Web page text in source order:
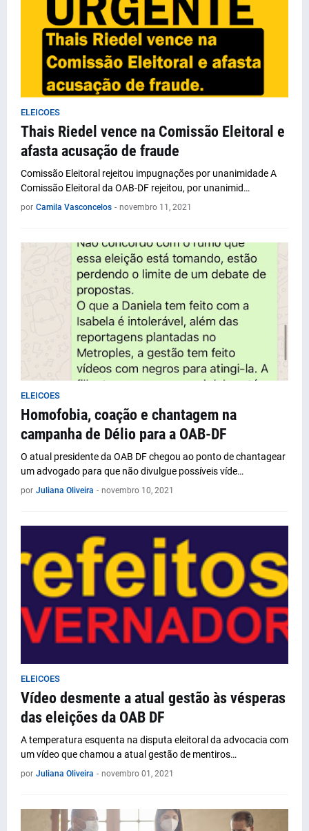
ELEICOES
Thais Riedel vence na Comissão Eleitoral e
afasta acusação de fraude
Comissão Eleitoral rejeitou impugnações por unanimidade A
Comissão Eleitoral da OAB-DF rejeitou, por unanimid…
por Camila Vasconcelos - novembro 11, 2021
ELEICOES
Homofobia, coação e chantagem na
campanha de Délio para a OAB-DF
O atual presidente da OAB DF chegou ao ponto de chantagear
um advogado para que não divulgue possíveis víde…
por Juliana Oliveira - novembro 10, 2021
ELEICOES
Vídeo desmente a atual gestão às vésperas
das eleições da OAB DF
A temperatura esquenta na disputa eleitoral da advocacia com
um vídeo que chamou a atual gestão de mentiros…
por Juliana Oliveira - novembro 01, 2021